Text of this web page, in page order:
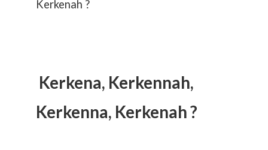
Kerkenah ?
Kerkena, Kerkennah,
Kerkenna, Kerkenah ?